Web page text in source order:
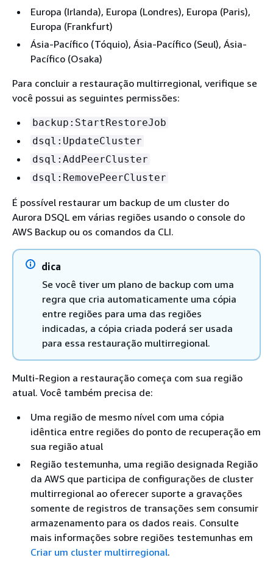
Europa (Irlanda), Europa (Londres), Europa (Paris),
Europa (Frankfurt)
Ásia-Pacífico (Tóquio), Ásia-Pacífico (Seul), Ásia-
Pacífico (Osaka)
Para concluir a restauração multirregional, verifique se
você possui as seguintes permissões:
backup:StartRestoreJob
dsql:UpdateCluster
dsql:AddPeerCluster
dsql:RemovePeerCluster
É possível restaurar um backup de um cluster do
Aurora DSQL em várias regiões usando o console do
AWS Backup ou os comandos da CLI.
dica
Se você tiver um plano de backup com uma
regra que cria automaticamente uma cópia
entre regiões para uma das regiões
indicadas, a cópia criada poderá ser usada
para essa restauração multirregional.
Multi-Region a restauração começa com sua região
atual. Você também precisa de:
Uma região de mesmo nível com uma cópia
idêntica entre regiões do ponto de recuperação em
sua região atual
Região testemunha, uma região designada Região
da AWS que participa de configurações de cluster
multirregional ao oferecer suporte a gravações
somente de registros de transações sem consumir
armazenamento para os dados reais. Consulte
mais informações sobre regiões testemunhas em
Criar um cluster multirregional.